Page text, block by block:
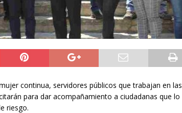
continua, servidores públicos que trabajan en las
para dar acompañamiento a ciudadanas que lo
riesgo.